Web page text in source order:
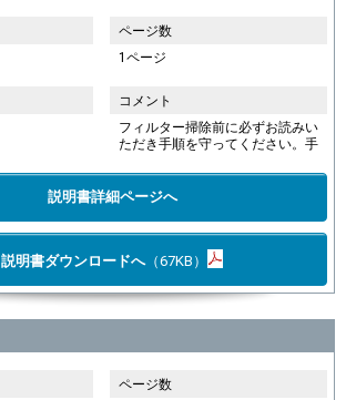
ページ数
1ページ
コメント
フィルター掃除前に必ずお読みい
ただき手順を守ってください。手
説明書詳細ページへ
説明書ダウンロードへ（67KB）
ページ数